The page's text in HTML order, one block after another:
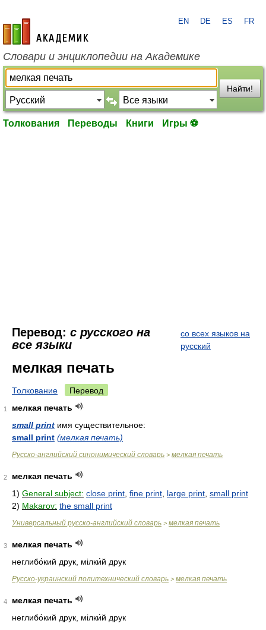
academic.ru
EN DE ES FR
Словари и энциклопедии на Академике
Найти!
Толкования Переводы Книги Игры ⚽
Перевод: с русского на
все языки
со всех языков на
русский
мелкая печать
Толкование Перевод
1
мелкая печать
small print имя существительное:
small print (мелкая печать)
Русско-английский синонимический словарь > мелкая печать
2
мелкая печать
1) General subject: close print fine print large print small print
2) Makarov: the small print
Универсальный русско-английский словарь > мелкая печать
3
мелкая печать
неглибо́кий друк, мілки́й друк
Русско-украинский политехнический словарь > мелкая печать
4
мелкая печать
неглибо́кий друк, мілки́й друк